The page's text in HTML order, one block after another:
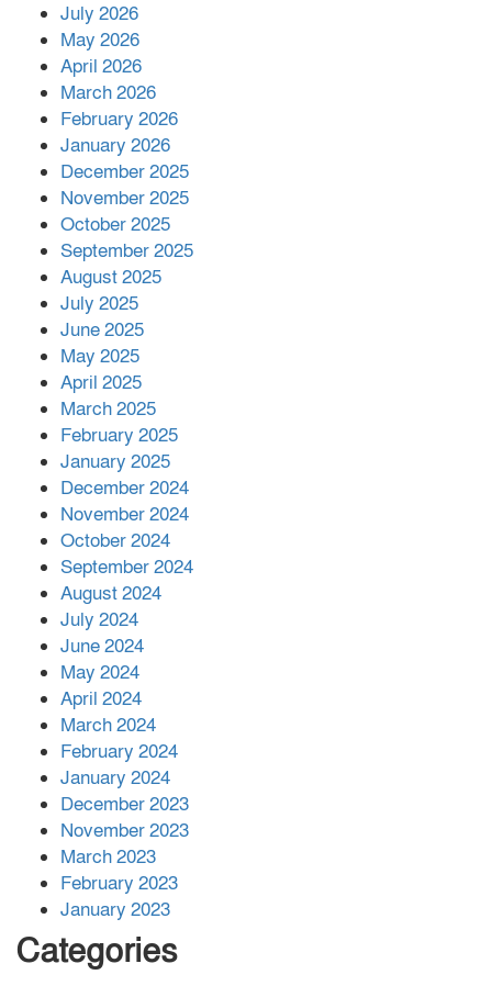
পর ফোন তারেক রহমানের,গ্যাস সঙ্কট
সহায়তা দিলেন সাচিং প্রু জেরী
July 2026
May 2026
April 2026
March 2026
February 2026
January 2026
December 2025
November 2025
October 2025
September 2025
August 2025
July 2025
June 2025
May 2025
April 2025
March 2025
February 2025
January 2025
December 2024
November 2024
October 2024
September 2024
August 2024
July 2024
June 2024
May 2024
April 2024
March 2024
February 2024
January 2024
December 2023
November 2023
March 2023
February 2023
January 2023
Categories